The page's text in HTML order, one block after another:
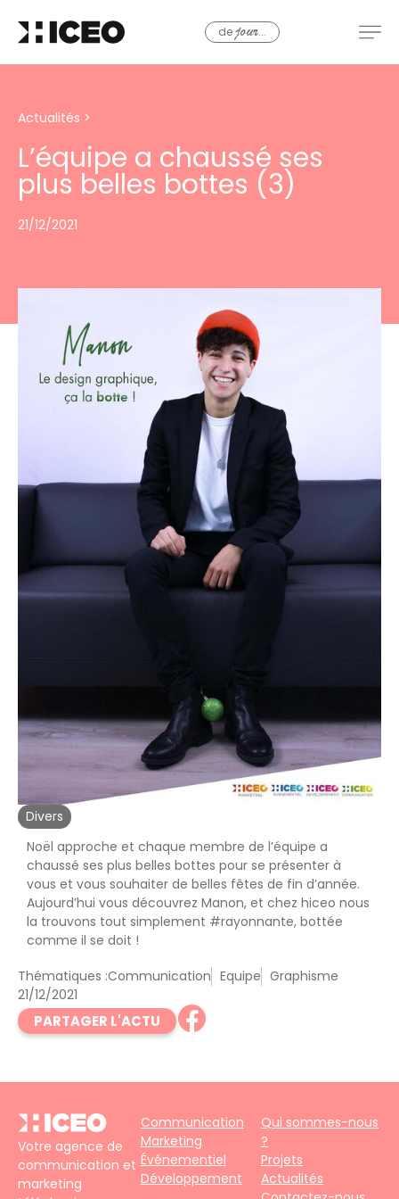
dejour...
Actualités >
L’équipe a chaussé ses
plus belles bottes (3)
21/12/2021
Divers
Noël approche et chaque membre de l’équipe a
chaussé ses plus belles bottes pour se présenter à
vous et vous souhaiter de belles fêtes de fin d’année.
Aujourd’hui vous découvrez Manon, et chez hiceo nous
la trouvons tout simplement #rayonnante, bottée
comme il se doit !
Thématiques :Communication Equipe Graphisme
21/12/2021
PARTAGER L'ACTU
Votre agence de
communication et
marketing
Communication
Marketing
Événementiel
Développement
Qui sommes-nous
?
Projets
Actualités